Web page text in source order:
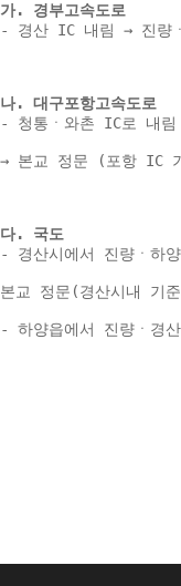
가. 경부고속도로
- 경산 IC 내림 → 진량
나. 대구포항고속도로
- 청통ㆍ와촌 IC로 내림
→ 본교 정문 (포항 IC
다. 국도
- 경산시에서 진량ㆍ하
본교 정문(경산시내 기
- 하양읍에서 진량ㆍ경